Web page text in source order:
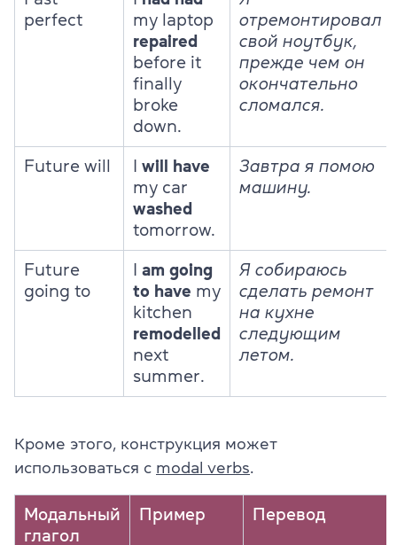
perfect
my laptop
repaired
before it
finally
broke
down.
отремонтировал
свой ноутбук,
прежде чем он
окончательно
сломался.
Future will
will have
my car
washed
tomorrow.
Завтра я помою
машину.
Future
going to
am going
to have my
kitchen
remodelled
next
summer.
Я собираюсь
сделать ремонт
на кухне
следующим
летом.
Кроме этого, конструкция может
использоваться с modal verbs
Модальный
глагол
Пример Перевод